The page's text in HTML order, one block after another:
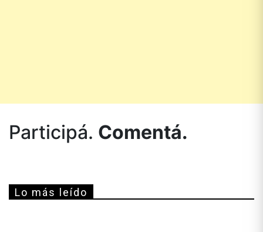
Participá. Comentá.
Lo más leído